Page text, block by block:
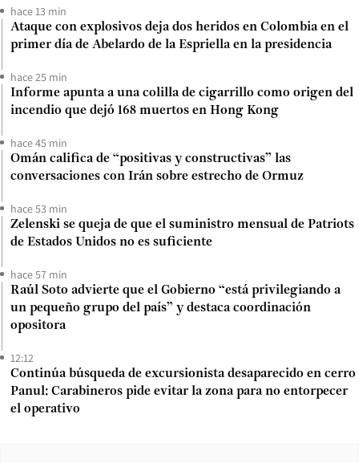
hace 13 min
Ataque con explosivos deja dos heridos en Colombia en el
primer día de Abelardo de la Espriella en la presidencia
hace 25 min
Informe apunta a una colilla de cigarrillo como origen del
incendio que dejó 168 muertos en Hong Kong
hace 45 min
Omán califica de “positivas y constructivas” las
conversaciones con Irán sobre estrecho de Ormuz
hace 53 min
Zelenski se queja de que el suministro mensual de Patriots
de Estados Unidos no es suficiente
hace 57 min
Raúl Soto advierte que el Gobierno “está privilegiando a
un pequeño grupo del país” y destaca coordinación
opositora
12:12
Continúa búsqueda de excursionista desaparecido en cerro
Panul: Carabineros pide evitar la zona para no entorpecer
el operativo